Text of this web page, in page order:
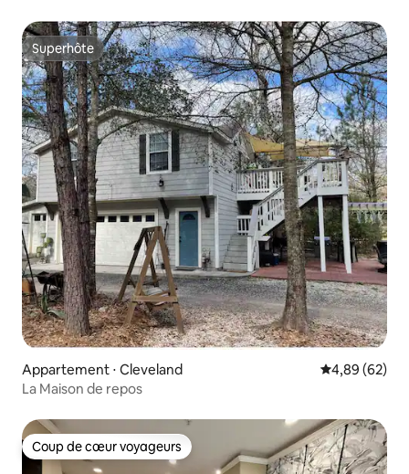
Superhôte
Superhôte
Appartement ⋅ Cleveland Évaluation
4,89 (62)
La Maison de repos
Coup de cœur voyageurs
Coup de cœur voyageurs